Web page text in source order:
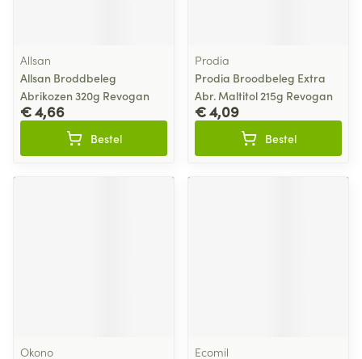
Allsan
Allsan Broddbeleg
Abrikozen 320g Revogan
€ 4,66
Bestel
Prodia
Prodia Broodbeleg Extra
Abr. Maltitol 215g Revogan
€ 4,09
Bestel
Okono Ecomil